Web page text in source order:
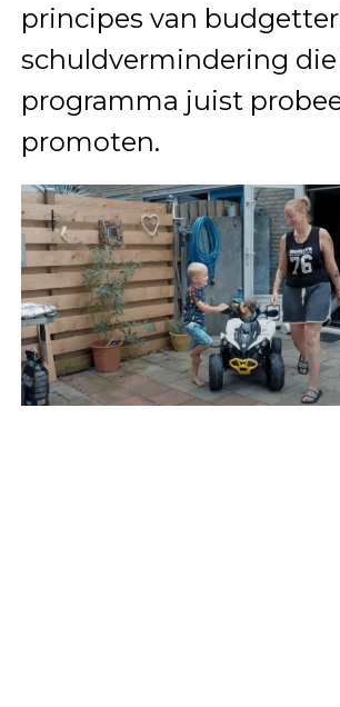
principes van
schuldvermindering
programma juist
promoten.